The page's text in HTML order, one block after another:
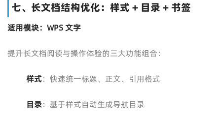
七、长文档结构优化：样式 + 目录 + 书签
适用模块：WPS 文字
提升长文档阅读与操作体验的三大功能组合：
样式：快速统一标题、正文、引用格式
目录：基于样式自动生成导航目录